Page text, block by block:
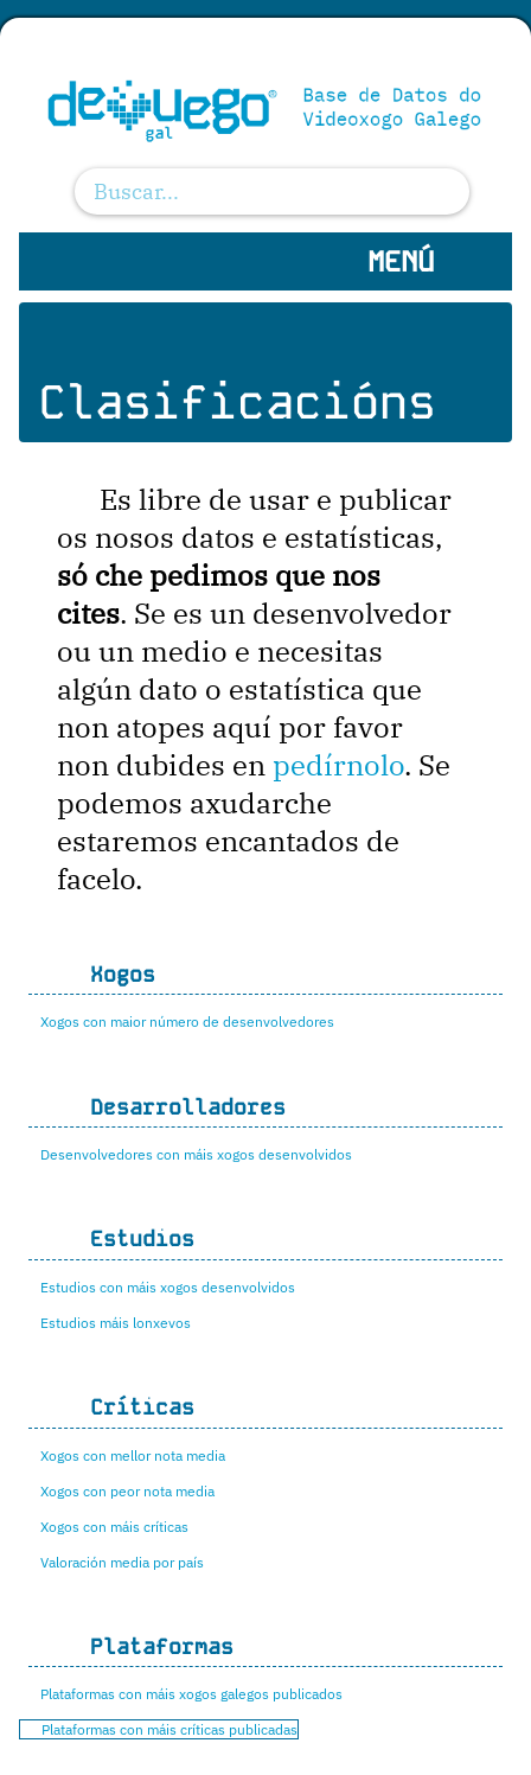
MENÚ
Clasificacións
Es libre de usar e publicar
os nosos datos e estatísticas,
só che pedimos que nos
cites. Se es un desenvolvedor
ou un medio e necesitas
algún dato o estatística que
non atopes aquí por favor
non dubides en pedírnolo. Se
podemos axudarche
estaremos encantados de
facelo.
Xogos
Xogos con maior número de desenvolvedores
Desarrolladores
Desenvolvedores con máis xogos desenvolvidos
Estudios
Estudios con máis xogos desenvolvidos
Estudios máis lonxevos
Críticas
Xogos con mellor nota media
Xogos con peor nota media
Xogos con máis críticas
Valoración media por país
Plataformas
Plataformas con máis xogos galegos publicados
Plataformas con máis críticas publicadas